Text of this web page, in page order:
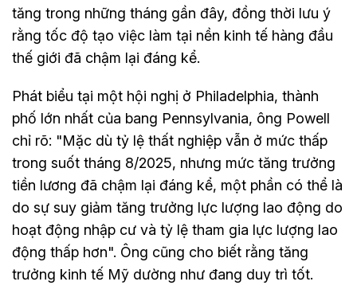
tăng trong những tháng gần đây, đồng thời lưu ý
rằng tốc độ tạo việc làm tại nền kinh tế hàng đầu
thế giới đã chậm lại đáng kể.
Phát biểu tại một hội nghị ở Philadelphia, thành
phố lớn nhất của bang Pennsylvania, ông Powell
chỉ rõ: "Mặc dù tỷ lệ thất nghiệp vẫn ở mức thấp
trong suốt tháng 8/2025, nhưng mức tăng trưởng
tiền lương đã chậm lại đáng kể, một phần có thể là
do sự suy giảm tăng trưởng lực lượng lao động do
hoạt động nhập cư và tỷ lệ tham gia lực lượng lao
động thấp hơn". Ông cũng cho biết rằng tăng
trưởng kinh tế Mỹ dường như đang duy trì tốt.